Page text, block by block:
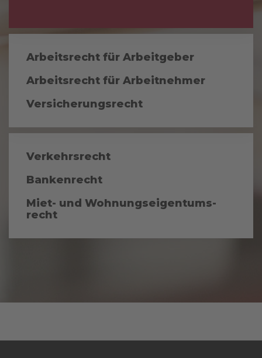
Arbeitsrecht für Arbeitgeber
Arbeitsrecht für Arbeitnehmer
Versicherungsrecht
Verkehrsrecht
Bankenrecht
Miet- und Wohnungseigentums-
recht